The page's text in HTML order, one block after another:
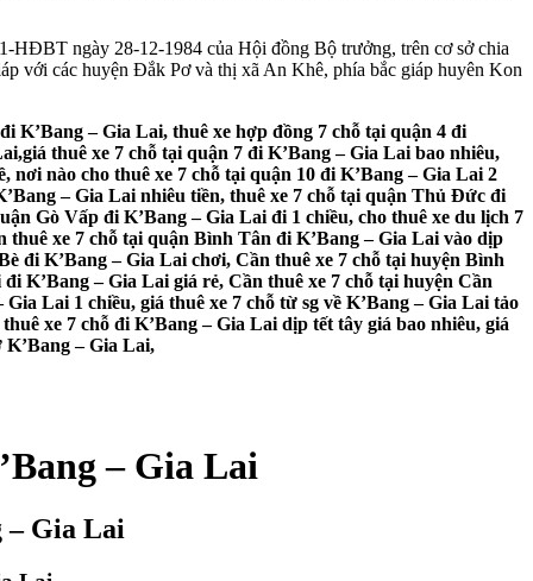
HĐBT ngày 28-12-1984 của Hội đồng Bộ trưởng, trên cơ sở chia
với các huyện Đắk Pơ và thị xã An Khê, phía bắc giáp huyên Kon
K’Bang – Gia Lai, thuê xe hợp đồng 7 chỗ tại quận 4 đi
thuê xe 7 chỗ tại quận 7 đi K’Bang – Gia Lai bao nhiêu,
nào cho thuê xe 7 chỗ tại quận 10 đi K’Bang – Gia Lai 2
– Gia Lai nhiêu tiền, thuê xe 7 chỗ tại quận Thủ Đức đi
Gò Vấp đi K’Bang – Gia Lai đi 1 chiều, cho thuê xe du lịch 7
xe 7 chỗ tại quận Bình Tân đi K’Bang – Gia Lai vào dịp
đi K’Bang – Gia Lai chơi, Cần thuê xe 7 chỗ tại huyện Bình
K’Bang – Gia Lai giá rẻ, Cần thuê xe 7 chỗ tại huyện Cần
Lai 1 chiều, giá thuê xe 7 chỗ từ sg về K’Bang – Gia Lai tảo
xe 7 chỗ đi K’Bang – Gia Lai dịp tết tây giá bao nhiêu, giá
K’Bang – Gia Lai,
– Gia Lai
– Gia Lai